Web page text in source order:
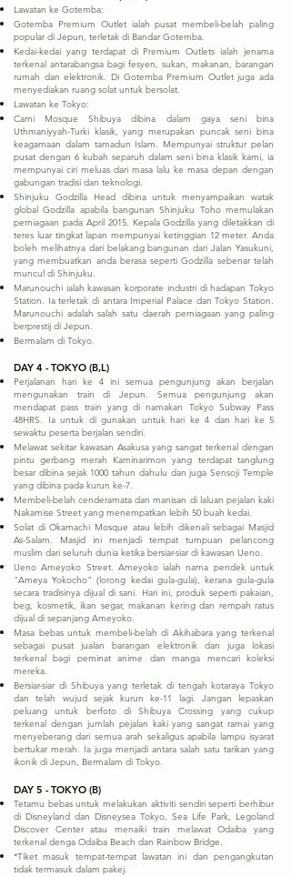
Lawatan ke Gotemba:
Gotemba Premium Outlet ialah pusat membeli-belah paling
popular di Jepun, terletak di Bandar Gotemba.
Kedai-kedai yang terdapat di Premium Outlets ialah jenama
terkenal antarabangsa bagi fesyen, sukan, makanan, barangan
rumah dan elektronik. Di Gotemba Premium Outlet juga ada
menyediakan ruang solat untuk bersolat.
Lawatan ke Tokyo:
Cami Mosque Shibuya dibina dalam gaya seni bina
Uthmaniyyah-Turki klasik, yang merupakan puncak seni bina
keagamaan dalam tamadun Islam. Mempunyai struktur pelan
pusat dengan 6 kubah separuh dalam seni bina klasik kami, ia
mempunyai ciri meluas dari masa lalu ke masa depan dengan
gabungan tradisi dan teknologi.
Shinjuku Godzilla Head dibina untuk menyampaikan watak
global Godzilla apabila bangunan Shinjuku Toho memulakan
perniagaan pada April 2015. Kepala Godzilla yang diletakkan di
teres luar tingkat lapan mempunyai ketinggian 12 meter. Anda
boleh melihatnya dari belakang bangunan dari Jalan Yasukuni,
yang membuatkan anda berasa seperti Godzilla sebenar telah
muncul di Shinjuku.
Marunouchi ialah kawasan korporate industri di hadapan Tokyo
Station. Ia terletak di antara Imperial Palace dan Tokyo Station.
Marunouchi adalah salah satu daerah perniagaan yang paling
berprestij di Jepun.
Bermalam di Tokyo.
DAY 4 - TOKYO (B,L)
Perjalanan hari ke 4 ini semua pengunjung akan berjalan
mengunakan train di Jepun. Semua pengunjung akan
mendapat pass train yang di namakan Tokyo Subway Pass
48HRS. Ia untuk di gunakan untuk hari ke 4 dan hari ke 5
sewaktu peserta berjalan sendiri.
Melawat sekitar kawasan Asakusa yang sangat terkenal dengan
pintu gerbang merah Kaminarimon yang terdapat tanglung
besar dibina sejak 1000 tahun dahulu dan juga Sensoji Temple
yang dibina pada kurun ke-7.
Membeli-belah cenderamata dan manisan di laluan pejalan kaki
Nakamise Street yang menempatkan lebih 50 buah kedai.
Solat di Okamachi Mosque atau lebih dikenali sebagai Masjid
As-Salam. Masjid ini menjadi tempat tumpuan pelancong
muslim dari seluruh dunia ketika bersiar-siar di kawasan Ueno.
Ueno Ameyoko Street. Ameyoko ialah nama pendek untuk
"Ameya Yokocho" (lorong kedai gula-gula), kerana gula-gula
secara tradisinya dijual di sani. Hari ini, produk seperti pakaian,
beg, kosmetik, ikan segar, makanan kering dan rempah ratus
dijual di sepanjang Ameyoko.
Masa bebas untuk membeli-belah di Akihabara yang terkenal
sebagai pusat jualan barangan elektronik dan juga lokasi
terkenal bagi peminat anime dan manga mencari koleksi
mereka.
Bersiar-siar di Shibuya yang terletak di tengah kotaraya Tokyo
dan telah wujud sejak kurun ke-11 lagi. Jangan lepaskan
peluang untuk berfoto di Shibuya Crossing yang cukup
terkenal dengan jumlah pejalan kaki yang sangat ramai yang
menyeberang dari semua arah sekaligus apabila lampu isyarat
bertukar merah. Ia juga menjadi antara salah satu tarikan yang
ikonik di Jepun, Bermalam di Tokyo.
DAY 5 - TOKYO (B)
Tetamu bebas untuk melakukan aktiviti sendiri seperti berhibur
di Disneyland dan Disneysea Tokyo, Sea Life Park, Legoland
Discover Center atau menaiki train melawat Odaiba yang
terkenal denga Odaiba Beach dan Rainbow Bridge.
*Tiket masuk tempat-tempat lawatan ini dan pengangkutan
tidak termasuk dalam pakej.